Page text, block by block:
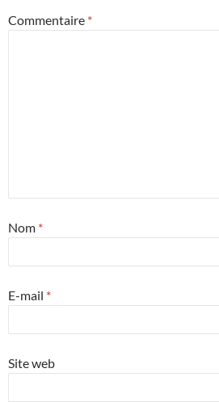
Commentaire *
Nom *
E-mail *
Site web